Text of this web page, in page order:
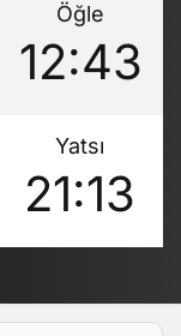
Öğle
12:43
Yatsı
21:13